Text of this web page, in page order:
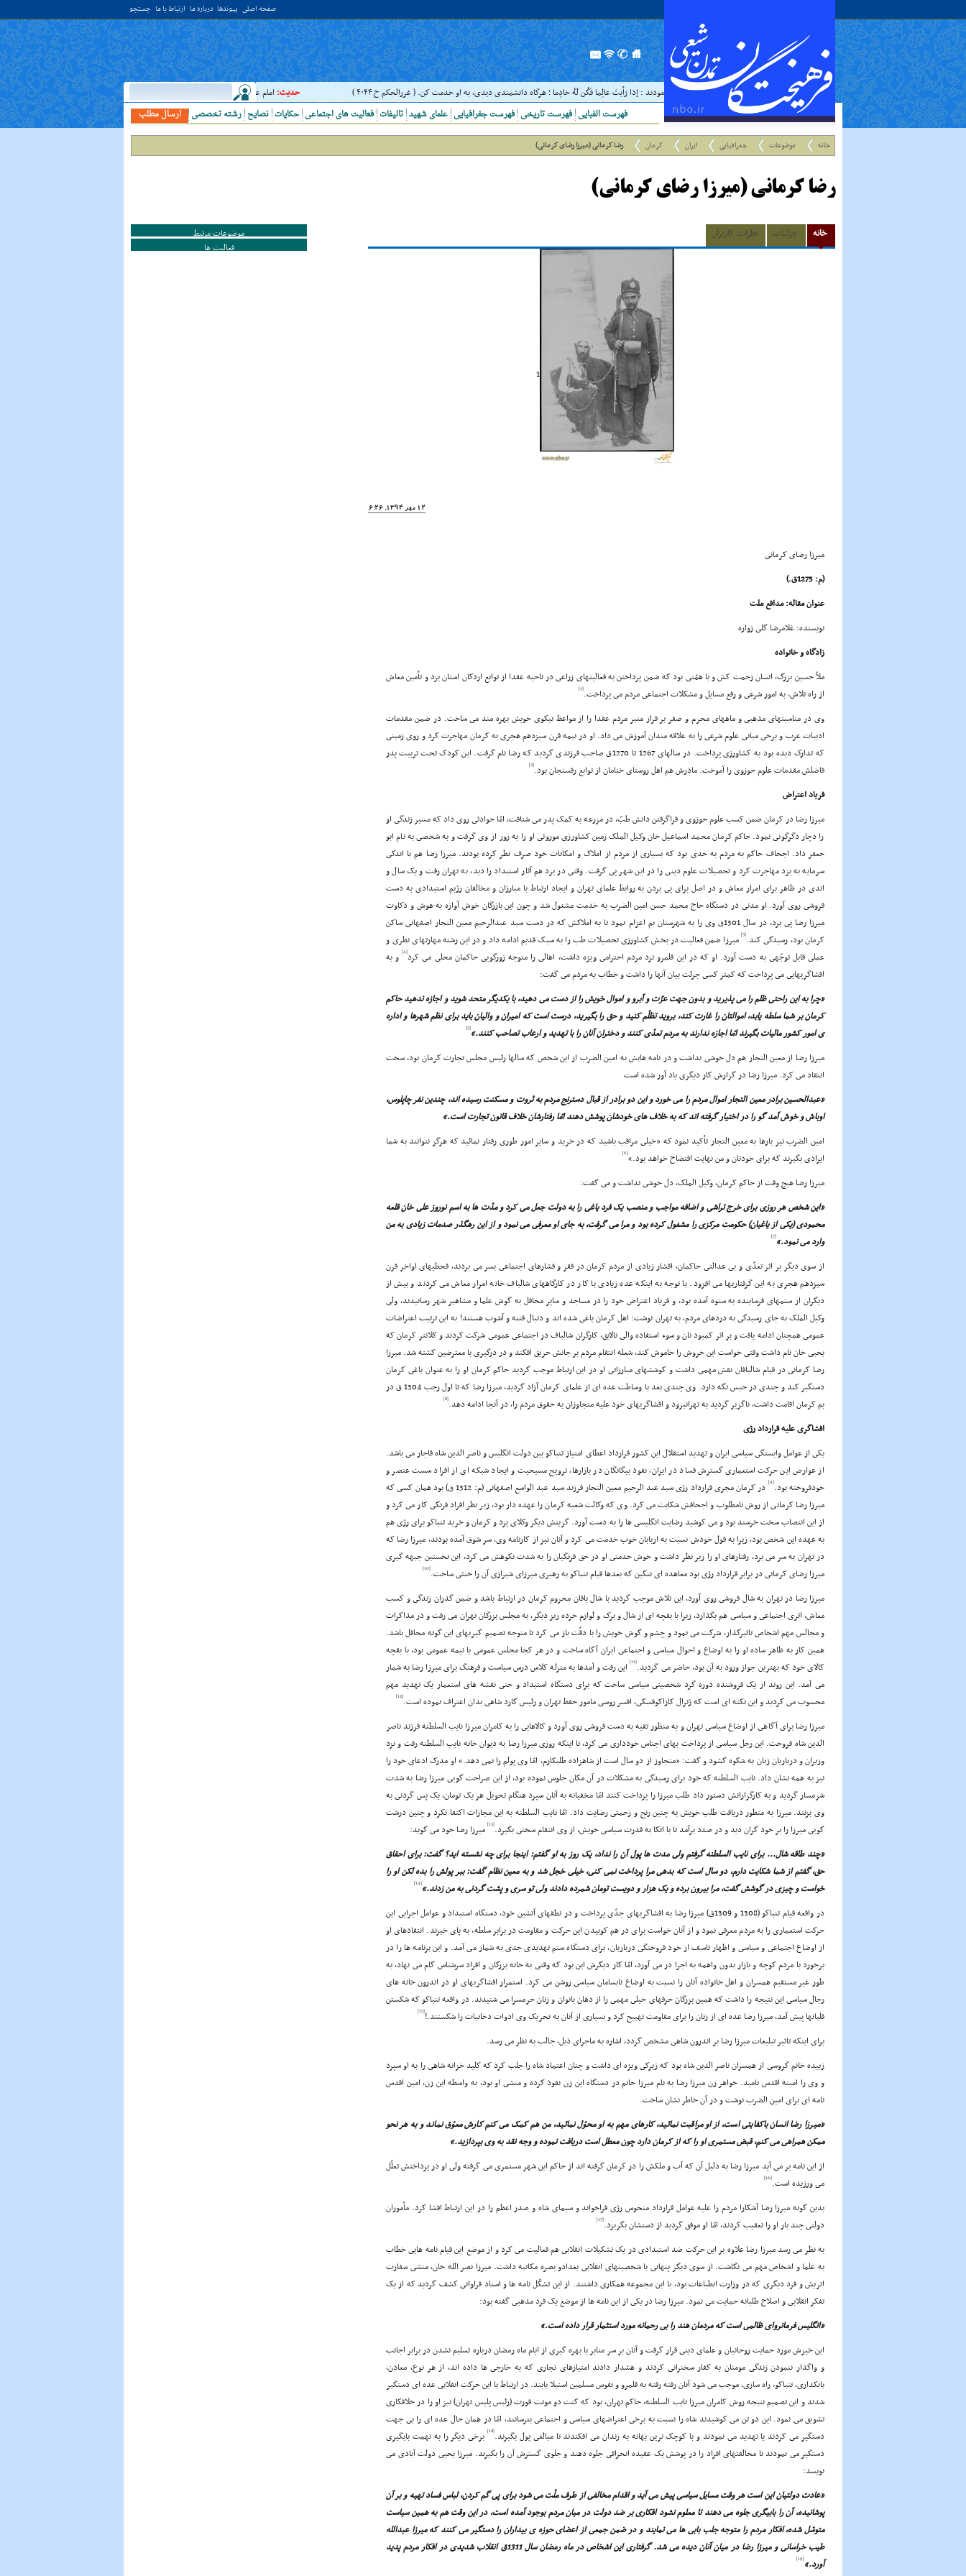
صفحه اصلی پیوندها درباره ما ارتباط با ما جستجو
حدیث:امام علي عليه السلام فرمودند : إذا رَأيتَ عالِما فَکُن لَهُ خادِما ؛ هرگاه دانشمندى ديدى، به او خدمت کن. ( غررالحکم ح ۴۰۴۴ )
امام علي (عليه السلام) فرمودند: النَّظرُ إلي العَالِم أحبُّ إلَي الله مِن اعتکافِ سَنَهٍ فِي
ارسال مطلب
رشته تخصصی نصایح حکایات فعالیت های اجتماعی تالیفات علمای شهید فهرست جغرافیایی فهرست تاریخی فهرست الفبایی
خانه موضوعات جغرافیایی ایران کرمان رضا کرمانی (میرزا رضای کرمانی)
رضا کرمانی (میرزا رضای کرمانی)
خانه جزئیات نظرات کاربران
1
12 مهر 1394, 16:26
میرزا رضاى کرمانى
(م: 1275ق.)
عنوان مقاله: مدافع ملت
نویسنده: غلامرضا گلى زواره
زادگاه و خانواده
ملاّ حسین بزرگ، انسان زحمت کش و با همّتى بود که ضمن پرداختن به فعالیتهاى زراعى در ناحیه عقدا از توابع اردکان استان یزد و تأمین معاش
از راه تلاش، به امور شرعى و رفع مسایل و مشکلات اجتماعى مردم مى پرداخت.[1]
وى در مناسبتهاى مذهبى و ماههاى محرم و صفر بر فراز منبر مردم عقدا را از مواعظ نیکوى خویش بهره مند مى ساخت. در ضمن مقدمات
ادبیات عرب و برخى مبانى علوم شرعى را به علاقه مندان آموزش مى داد. او در نیمه قرن سیزدهم هجرى به کرمان مهاجرت کرد و روى زمینى
که تدارک دیده بود به کشاورزى پرداخت. در سالهاى 1267 تا 1270ق صاحب فرزندى گردید که رضا نام گرفت. این کودک تحت تربیت پدر
فاضلش مقدمات علوم حوزوى را آموخت. مادرش هم اهل روستاى خنامان از توابع رفسنجان بود.[2]
فریاد اعتراض
میرزا رضا در کرمان ضمن کسب علوم حوزوى و فراگرفتن دانش طبّ، در مزرعه به کمک پدر مى شتافت، امّا حوادثى روى داد که مسیر زندگى او
را دچار دگرگونى نمود. حاکم کرمان محمد اسماعیل خان وکیل الملک زمین کشاورزى موروثى او را به زور از وى گرفت و به شخصى به نام ابو
جعفر داد. اجحاف حاکم به مردم به حدى بود که بسیارى از مردم از املاک و امکانات خود صرف نظر کرده بودند. میرزا رضا هم با اندکى
سرمایه به یزد مهاجرت کرد و تحصیلات علوم دینى را در این شهر پى گرفت. وقتى در یزد هم آثار استبداد را دید، به تهران رفت و یک سال و
اندى در ظاهر براى امرار معاش و در اصل براى پى بردن به روابط علماى تهران و ایجاد ارتباط با مبارزان و مخالفان رژیم استبدادى به دست
فروشى روى آورد. او مدتى در دستگاه حاج محمد حسن امین الضرب به خدمت مشغول شد و چون این بازرگان خوش آوازه به هوش و ذکاوت
میرزا رضا پى برد، در سال 1301ق وى را به شهرستان بم اعزام نمود تا به املاکش که در دست سید عبدالرحیم معین التجار اصفهانى ساکن
کرمان بود، رسیدگى کند.[3]
میرزا ضمن فعالیت در بخش کشاورزى تحصیلات طب را به سبک قدیم ادامه داد و در این رشته مهارتهاى نظرى و
عملى قابل توجّهى به دست آورد. او که در این قلمرو نزد مردم احترامى ویژه داشت، اهالى را متوجه زورگویى حاکمان محلى مى کرد[4] و به
افشاگریهایى مى پرداخت که کمتر کسى جرئت بیان آنها را داشت و خطاب به مردم مى گفت:
«چرا به این راحتى ظلم را مى پذیرید و بدون جهت عزّت و آبرو و اموال خویش را از دست مى دهید، با یکدیگر متحد شوید و اجازه ندهید حاکم
کرمان بر شما سلطه یابد، اموالتان را غارت کند، بروید تظلّم کنید و حق را بگیرید، درست است که امیران و والیان باید براى نظم شهرها و اداره
ى امور کشور مالیات بگیرند امّا اجازه ندارند به مردم تعدّى کنند و دختران آنان را با تهدید و ارعاب تصاحب کنند.»[5]
میرزا رضا از معین التجار هم دل خوشى نداشت و در نامه هایش به امین الضرب از این شخص که سالها رئیس مجلس تجارت کرمان بود، سخت
انتقاد مى کرد. میرزا رضا در گزارش کار دیگرى یاد آور شده است
«عبدالحسین برادر معین التجار اموال مردم را مى خورد و این دو برادر از قبال دسترنج مردم به ثروت و مسکنت رسیده اند، چندین نفر چاپلوس،
اوباش و خوش آمد گو را در اختیار گرفته اند که به خلاف هاى خودشان پوشش دهند امّا رفتارشان خلاف قانون تجارت است.»
امین الضرب نیز بارها به معین التجار تأکید نمود که «خیلى مراقب باشید که در خرید و سایر امور طورى رفتار نمائید که هرگز نتوانند به شما
ایرادى بگیرند که براى خودتان و من نهایت افتضاح خواهد بود.»[6]
میرزا رضا هیچ وقت از حاکم کرمان، وکیل الملک، دل خوشى نداشت و مى گفت:
«این شخص هر روزى براى خرج تراشى و اضافه مواجب و منصب یک فرد یاغى را به دولت جعل مى کرد و مدّت ها به اسم نوروز على خان قلعه
محمودى (یکى از یاغیان) حکومت مرکزى را مشغول کرده بود و مرا مى گرفت، به جاى او معرفى مى نمود و از این رهگذر صدمات زیادى به من
وارد مى نمود.»[7]
از سوى دیگر بر اثر تعدّى و بى عدالتى حاکمان، اقشار زیادى از مردم کرمان در فقر و فشارهاى اجتماعى بسر مى بردند، قحطیهاى اواخر قرن
سیزدهم هجرى به این گرفتاریها مى افزود. با توجه به اینکه عده زیادى با کار در کارگاههاى شالباف خانه امرار معاش مى کردند و بیش از
دیگران از ستمهاى فرساینده به ستوه آمده بود، و فریاد اعتراض خود را در مساجد و سایر محافل به گوش علما و مشاهیر شهر رسانیدند، ولى
وکیل الملک به جاى رسیدگى به دردهاى مردم، به تهران نوشت: اهل کرمان یاغى شده اند و دنبال فتنه و آشوب هستند! به این ترتیب اعتراضات
عمومى همچنان ادامه یافت و بر اثر کمبود نان و سوء استفاده والى نالایق، کارگران شالباف در اجتماعى عمومى شرکت کردند و کلانتر کرمان که
یحیى خان نام داشت وقتى خواست این خروش را خاموش کند، شعله انتقام مردم بر جانش حریق افکند و در درگیرى با معترضین کشته شد. میرزا
رضا کرمانى در قیام شالبافان نقش مهمى داشت و کوششهاى مبارزاتى او در این ارتباط موجب گردید حاکم کرمان او را به عنوان یاغى کرمان
دستگیر کند و چندى در حبس نگه دارد. وى چندى بعد با وساطت عده اى از علماى کرمان آزاد گردید، میرزا رضا که تا اول رجب 1304 ق در
بم کرمان اقامت داشت، ناگزیر گردید به تهرانبرود و افشاگریهاى خود علیه متجاوزان به حقوق مردم را، در آنجا ادامه دهد.[8]
افشاگرى علیه قرارداد رژى
یکى از عوامل وابستگى سیاسى ایران و تهدید استقلال این کشور قرارداد اعطاى امتیاز تنباکو بین دولت انگلیس و ناصر الدین شاه قاجار مى باشد.
از عوارض این حرکت استعمارى گسترش فساد در ایران، نفوذ بیگانگان در بازارها، ترویج مسیحیت و ایجاد شبکه اى از افراد سست عنصر و
خودفروخته بود.[9]
در کرمان مجرى قرارداد رژى سید عبد الرحیم معین التجار فرزند سید عبد الواسع اصفهانى (م: 1312 ق) بود همان کسى که
میرزا رضا کرمانى از روش نامطلوب و اجحافش شکایت مى کرد. وى که وکالت شعبه کرمان را عهده دار بود، زیر نظر افراد فرنگى کار مى کرد و
از این انتصاب سخت خرسند بود و مى کوشید رضایت انگلیسى ها را به دست آورد. گزینش دیگر وکلاى یزد و کرمان و خرید تنباکو براى رژى هم
به عهده این شخص بود، زیرا به قول خودش نسبت به اربابان خوب خدمت مى کرد و آنان نیز از کارنامه وى، سر شوق آمده بودند، میرزا رضا که
در تهران به سر مى برد، رفتارهاى او را زیر نظر داشت و خوش خدمتى او در حق فرنگیان را به شدت نکوهش مى کرد، این نخستین جبهه گیرى
میرزا رضاى کرمانى در برابر قرارداد رژى بود معاهده اى ننگین که بعدها قیام تنباکو به رهبرى میرزاى شیرازى آن را خنثى ساخت.[10]
میرزا رضا در تهران به شال فروشى روى آورد، این تلاش موجب گردید با شال بافان محروم کرمان در ارتباط باشد و ضمن گذران زندگى و کسب
معاش، اثرى اجتماعى و سیاسى هم بگذارد، زیرا با بقچه اى از شال و برک و لوازم خرده ریز دیگر، به مجلس بزرگان تهران مى رفت و در مذاکرات
و مجالس مهم اشخاص تاثیرگذار، شرکت مى نمود و چشم و گوش خویش را با دقّت باز مى کرد تا متوجه تصمیم گیریهاى این گونه محافل باشد.
همین کار به ظاهر ساده او را به اوضاع و احوال سیاسى و اجتماعى ایران آگاه ساخت و در هر کجا مجلس عمومى یا نیمه عمومى بود، با بقچه
کالاى خود که بهترین جواز ورود به آن بود، حاضر مى گردید.[11]
این رفت و آمدها به منزله کلاس درس سیاست و فرهنگ براى میرزا رضا به شمار
مى آمد. این روند از یک فروشنده دوره گرد شخصیتى سیاسى ساخت که براى دستگاه استبداد و حتى نقشه هاى استعمار یک تهدید مهم
محسوب مى گردید و این نکته اى است که ژنرال کازاکوفسکى، افسر روسى مامور حفظ تهران و رئیس گارد شاهى بدان اعتراف نموده است.[12]
میرزا رضا براى آگاهى از اوضاع سیاسى تهران و به منظور تقیه به دست فروشى روى آورد و کالاهایى را به کامران میرزا نایب السلطنه فرزند ناصر
الدین شاه فروخت. این رجل سیاسى از پرداخت بهاى اجناس خوددارى مى کرد، تا اینکه روزى میرزا رضا به دیوان خانه نایب السلطنه رفت و نزد
وزیران و درباریان زبان به شکوه گشود و گفت: «متجاوز از دو سال است از شاهزاده طلبکارم، امّا وى پولم را نمى دهد.» او مدرک ادعاى خود را
نیز به همه نشان داد. نایب السلطنه که خود براى رسیدگى به مشکلات در آن مکان جلوس نموده بود، از این صراحت گویى میرزا رضا به شدت
شرمسار گردید و به کارگزارانش دستور داد طلب میرزا را پرداخت کنند امّا مخفیانه به آنان سپرد هنگام تحویل هر یک تومان، یک پس گردنى به
وى بزنند. میرزا به منظور دریافت طلب خویش به چنین رنج و زحمتى رضایت داد. امّا نایب السلطنه به این مجازات اکتفا نکرد و چنین درشت
گویى میرزا را بر خود گران دید و در صدد برآمد تا با اتکا به قدرت سیاسى خویش، از وى انتقام سختى بگیرد.[13]
میرزا رضا خود مى گوید:
«چند طاقه شال... براى نایب السلطنه گرفتم ولى مدت ها پول آن را نداد، یک روز به او گفتم: اینجا براى چه نشسته اید؟ گفت: براى احقاق
حق، گفتم از شما شکایت دارم، دو سال است که بدهى مرا پرداخت نمى کنى، خیلى خجل شد و به معین نظام گفت: ببر پولش را بده لکن او را
خواست و چیزى در گوشش گفت، مرا بیرون برده و یک هزار و دویست تومان شمرده دادند ولى تو سرى و پشت گردنى به من زدند.»[14]
در واقعه قیام تنباکو (1308 و 1309ق) میرزا رضا به افشاگریهاى جدّى پرداخت و در نطقهاى آتشین خود، دستگاه استبداد و عوامل اجرایى این
حرکت استعمارى را به مردم معرفى نمود و از آنان خواست براى در هم کوبیدن این حرکت و مقاومت در برابر سلطه، به پاى خیزند. انتقادهاى او
از اوضاع اجتماعى و سیاسى و اظهار تاسف از خود فروختگى درباریان، براى دستگاه ستم تهدیدى جدى به شمار مى آمد. و این برنامه ها را در
برخورد با مردم کوچه و بازار بدون واهمه به اجرا در مى آورد، امّا کار دیگرش این بود که وقتى به خانه بزرگان و افراد سرشناس گام مى نهاد، به
طور غیر مستقیم همسران و اهل خانواده آنان را نسبت به اوضاع نابسامان سیاسى روشن مى کرد. استمرار افشاگریهاى او در اندرون خانه هاى
رجال سیاسى این نتیجه را داشت که همین بزرگان حرفهاى خیلى مهمى را از دهان بانوان و زنان حرمسرا مى شنیدند. در واقعه تنباکو که شکستن
قلیانها پیش آمد، میرزا رضا عده اى از زنان را براى مقاومت تهییج کرد و بسیارى از آنان به تحریک وى ادوات دخانیات را شکستند.![15]
براى اینکه تاثیر تبلیغات میرزا رضا بر اندرون شاهى مشخص گردد، اشاره به ماجراى ذیل، جالب به نظر مى رسد.
زبیده خانم گروسى از همسران ناصر الدین شاه بود که زیرکى ویژه اى داشت و چنان اعتماد شاه را جلب کرد که کلید خزانه شاهى را به او سپرد
و وى را امینه اقدس نامید. خواهر زن میرزا رضا به نام میرزا خانم در دستگاه این زن نفوذ کرده و منشى او بود، به واسطه این زن، امین اقدس
نامه اى براى امین الضرب نوشت و در آن خاطر نشان ساخت.
«میرزا رضا انسان باکفایتى است، از او مراقبت نمائید، کارهاى مهم به او محوّل نمائید، من هم کمک مى کنم کارش معوّق نماند و به هر نحو
ممکن همراهى مى کنم، قبض مستمرى او را که از کرمان دارد چون معطل است دریافت نموده و وجه نقد به وى بپردازید.»
از این نامه بر مى آید میرزا رضا به دلیل آن که آب و ملکش را در کرمان گرفته اند از حاکم این شهر مستمرى مى گرفته ولى او در پرداختش تعلّل
مى ورزیده است.[16]
بدین گونه میرزا رضا آشکارا مردم را علیه عوامل قرارداد منحوس رژى فراخواند و سیماى شاه و صدر اعظم را در این ارتباط افشا کرد. مأموران
دولتى چند بار او را تعقیب کردند، امّا او موفق گردید از دستشان بگریزد.[17]
به نظر مى رسد میرزا رضا علاوه بر این حرکت ضد استبدادى در یک تشکیلات انقلابى هم فعالیت مى کرد و از موضع این قیام نامه هایى خطاب
به علما و اشخاص مهم مى نگاشت. از سوى دیگر پنهانى با شخصیتهاى انقلابى بغدادو بصره مکاتبه داشت. میرزا نصر الله خان، منشى سفارت
اتریش و فرد دیگرى که در وزارت انطباعات بود، با این مجموعه همکارى داشتند. از این تشکّل نامه ها و اسناد فراوانى کشف گردید که از یک
تفکر انقلابى و اصلاح طلبانه حمایت مى نمود. میرزا رضا در یکى از این نامه ها از موضع یک فرد مذهبى گفته بود:
«انگلیس فرمانرواى ظالمى است که مردمان هند را بى رحمانه مورد استثمار قرار داده است.»
این خیزش مورد حمایت روحانیان و علماى دینى قرار گرفت و آنان بر سر منابر با بهره گیرى از ایام ماه رمضان درباره تسلیم نشدن در برابر اجانب
و واگذار ننمودن زندگى مومنان به کفار سخنرانى کردند و هشدار دادند امتیازهاى تجارى که به خارجى ها داده اند، از هر نوع، معادن،
بانکدارى، تنباکو، راه سازى، موجب مى شود آنان رفته رفته به قلمرو و نفوس مسلمین استیلا یابند. در ارتباط با این حرکت انقلابى عده اى دستگیر
شدند و این تصمیم نتیجه روش کامران میرزا نایب السلطنه، حاکم تهران، بود که کنت دو مونت فورت (رئیس پلیس تهران) نیز او را در خلافکارى
تشویق مى نمود. این دو تن مى کوشیدند شاه را نسبت به برخى اعتراضهاى سیاسى و اجتماعى بترسانند، امّا در همان حال عده اى را بى جهت
دستگیر مى کردند یا تهدید مى نمودند و با کوچک ترین بهانه به زندان مى افکندند تا مبالغى پول بگیرند.[18]
برخى دیگر را به تهمت بابگیرى
دستگیر مى نمودند تا مخالفتهاى افراد را در پوشش یک عقیده انحرافى جلوه دهند و جلوى گسترش آن را بگیرند. میرزا یحیى دولت آبادى مى
نویسد:
«عادت دولتیان این است هر وقت مسایل سیاسى پیش مى آید و اقدام مخالفى از طرف ملّت مى شود براى پى گم کردن، لباس فساد تهیه و بر آن
پوشانیده، آن را بابیگرى جلوه مى دهند تا معلوم نشود افکارى بر ضد دولت در میان مردم بوجود آمده است، در این وقت هم به همین سیاست
متوسّل شده، افکار مردم را متوجه جلب بابى ها مى نمایند و در ضمن جمعى از اعضاى حوزه ى بیداران را دستگیر مى کنند که میرزا عبدالله
طیب خراسانى و میرزا رضا در میان آنان دیده مى شد. گرفتارى این اشخاص در ماه رمضان سال 1311ق انقلاب شدیدى در افکار مردم پدید
آورد.»[19]
موضوعات مرتبط
فعالیت ها